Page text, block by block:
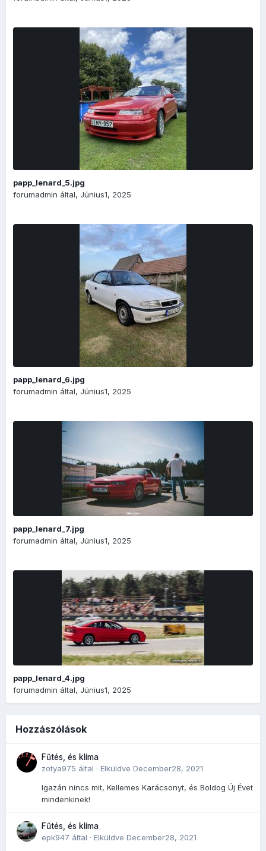
papp_lenard_5.jpg
forumadmin által, Június1, 2025
papp_lenard_6.jpg
forumadmin által, Június1, 2025
papp_lenard_7.jpg
forumadmin által, Június1, 2025
papp_lenard_4.jpg
forumadmin által, Június1, 2025
Hozzászólások
Fűtés, és klíma
zotya975 által · Elküldve December28, 2021
Igazán nincs mit, Kellemes Karácsonyt, és Boldog Új Évet
mindenkinek!
Fűtés, és klíma
epk947 által · Elküldve December28, 2021